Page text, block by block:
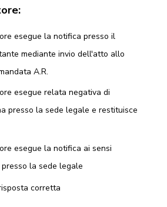
esegue la notifica presso il
mediante invio dell'atto allo
A.R.
esegue relata negativa di
presso la sede legale e restituisce
esegue la notifica ai sensi
presso la sede legale
corretta